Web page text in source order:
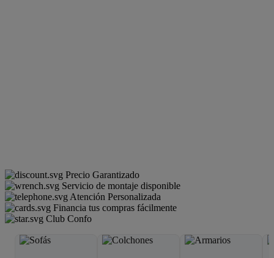
Precio Garantizado
Servicio de montaje disponible
Atención Personalizada
Financia tus compras fácilmente
Club Confo